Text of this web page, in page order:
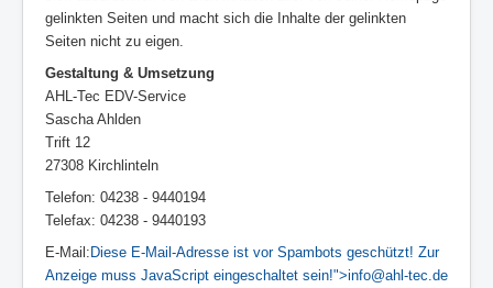
gelinkten Seiten und macht sich die Inhalte der gelinkten
Seiten nicht zu eigen.
Gestaltung & Umsetzung
AHL-Tec EDV-Service
Sascha Ahlden
Trift 12
27308 Kirchlinteln
Telefon: 04238 - 9440194
Telefax: 04238 - 9440193
E-Mail: Diese E-Mail-Adresse ist vor Spambots geschützt! Zur
Anzeige muss JavaScript eingeschaltet sein!">info@ahl-tec.de